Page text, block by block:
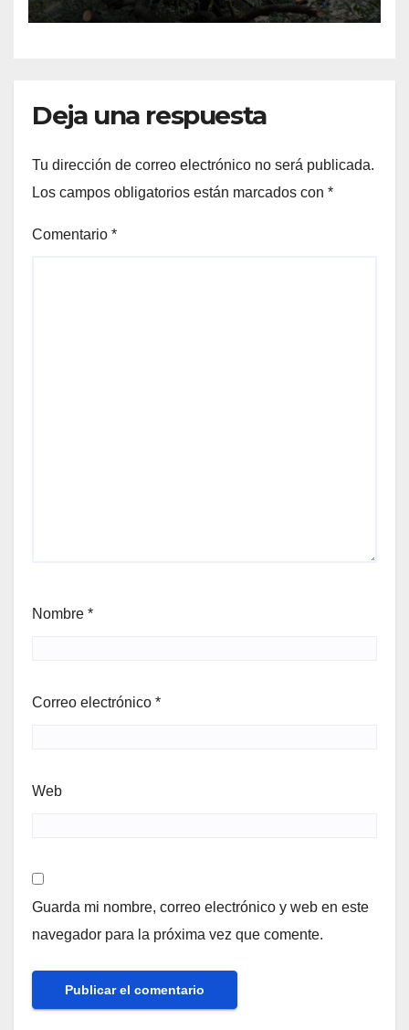
Deja una respuesta
Tu dirección de correo electrónico no será publicada.
Los campos obligatorios están marcados con *
Comentario *
Nombre *
Correo electrónico *
Web
Guarda mi nombre, correo electrónico y web en este
navegador para la próxima vez que comente.